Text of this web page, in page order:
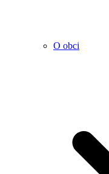
O obci